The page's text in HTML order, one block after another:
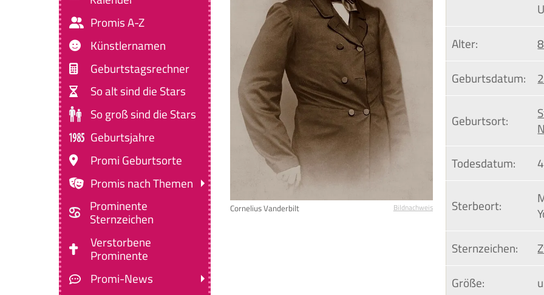
Promis A-Z
Künstlernamen
Geburtstagsrechner
So alt sind die Stars
So groß sind die Stars
Geburtsjahre
Promi Geburtsorte
Promis nach Themen
Prominente
Sternzeichen
Verstorbene
Prominente
Promi-News
Cornelius Vanderbilt Bildnachweis
Alter:
Geburtsdatum:
Geburtsort:
Todesdatum:
Sterbeort:
Sternzeichen:
Größe: